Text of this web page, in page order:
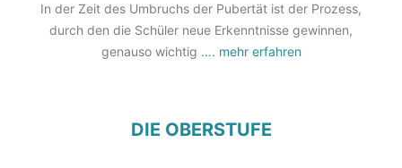
In der Zeit des Umbruchs der Pubertät ist der Prozess,
durch den die Schüler neue Erkenntnisse gewinnen,
genauso wichtig …. mehr erfahren
DIE OBERSTUFE